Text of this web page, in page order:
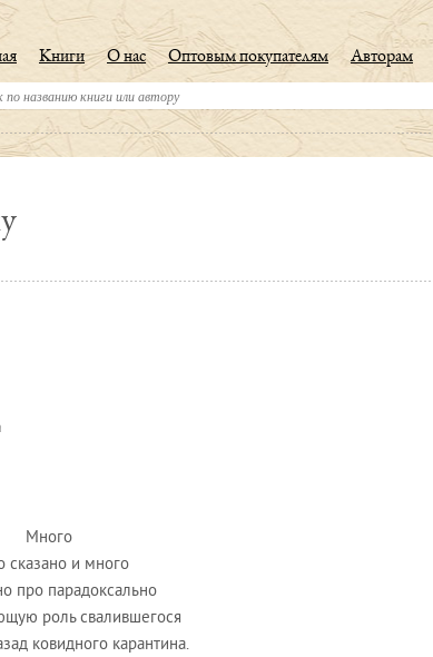
Книги О нас Оптовым покупателям Авторам
Много
сказано и много
про парадоксально
роль свалившегося
ковидного карантина.